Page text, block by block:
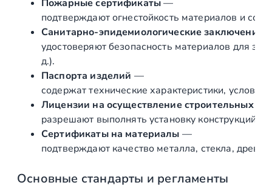
т
а
в
л
я
л
а
1
1
.
е
Пожарные сертификаты—
подтверждают огнестойкость материалов и
Санитарно‑эпидемиологические заключения
удостоверяют безопасность материалов для
д.).
Паспорта изделий —
содержат технические характеристики,
Лицензии на осуществление строительных и
разрешают выполнять установку конструкций
Сертификаты на материалы —
подтверждают качество металла, стекла,
Основные стандарты и регламенты